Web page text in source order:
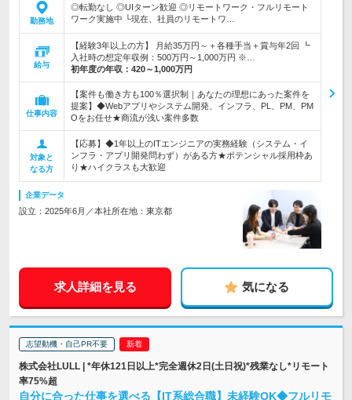
勤務地
◎転勤なし ◎UIターン歓迎 ◎リモートワーク・フルリモート
ワーク実施中 └現在、社員のリモートワ…
給与
【経験3年以上の方】 月給35万円～＋各種手当＋賞与年2回 ┗
入社時の想定年収例：500万円～1,000万円 ※…
初年度の年収： 420～1,000万円
仕事内容
【案件も働き方も100％選択制｜あなたの理想にあった案件を
提案】◆Webアプリやシステム開発、インフラ、PL、PM、PM
Oをお任せ★商流が浅い案件多数
対象と
なる方
【応募】◆1年以上のITエンジニアの実務経験（システム・イ
ンフラ・アプリ開発問わず）がある方★ポテンシャル採用枠あ
り★ハイクラスも大歓迎
企業データ
設立：2025年6月／本社所在地：東京都
求人詳細を見る 気になる
志望動機・自己PR不要
株式会社LULL | *年休121日以上*完全週休2日(土日祝)*残業なし*リモート
率75%超
自分に合った仕事を選べる【IT系総合職】未経験OK◆フルリモ